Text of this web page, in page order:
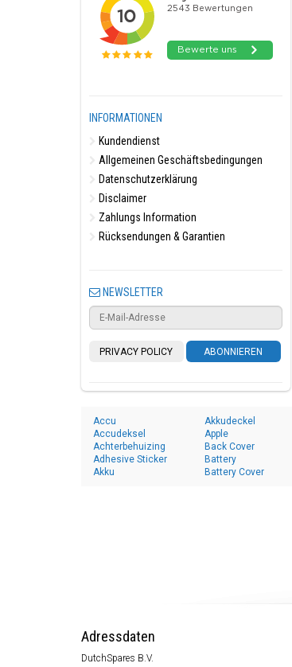
INFORMATIONEN
Kundendienst
Allgemeinen Geschäftsbedingungen
Datenschutzerklärung
Disclaimer
Zahlungs Information
Rücksendungen & Garantien
NEWSLETTER
PRIVACY POLICY ABONNIEREN
Accu
Accudeksel
Achterbehuizing
Adhesive Sticker
Akku
Akkudeckel
Apple
Back Cover
Battery
Battery Cover
Adressdaten
DutchSpares B.V.